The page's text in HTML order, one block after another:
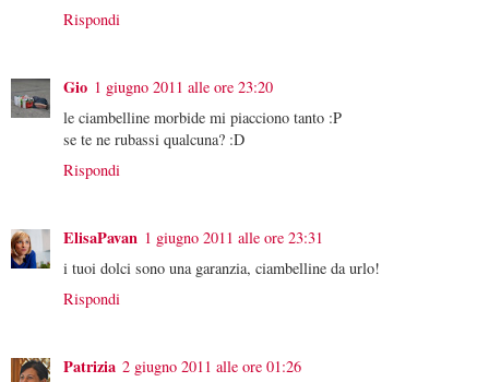
Rispondi
Gio 1 giugno 2011 alle ore 23:20
le ciambelline morbide mi piacciono tanto :P
se te ne rubassi qualcuna? :D
Rispondi
ElisaPavan 1 giugno 2011 alle ore 23:31
i tuoi dolci sono una garanzia, ciambelline da urlo!
Rispondi
Patrizia 2 giugno 2011 alle ore 01:26